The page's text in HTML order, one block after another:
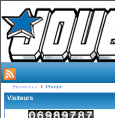
Bienvenue Photos
Visiteurs